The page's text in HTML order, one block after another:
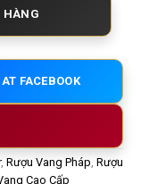
Grand Cru
HÀNG
FACEBOOK
, Rượu Vang Pháp Rượu
Cao Cấp